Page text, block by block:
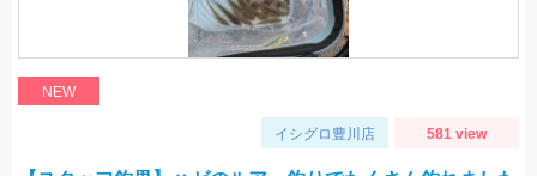
NEW
イシグロ豊川店 581 view